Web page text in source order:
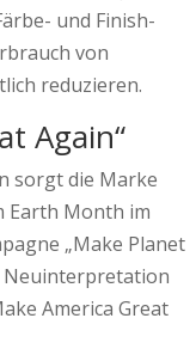
und Finish-
von
reduzieren.
Again“
sorgt die Marke
Earth Month im
„Make Planet
Neuinterpretation
America Great